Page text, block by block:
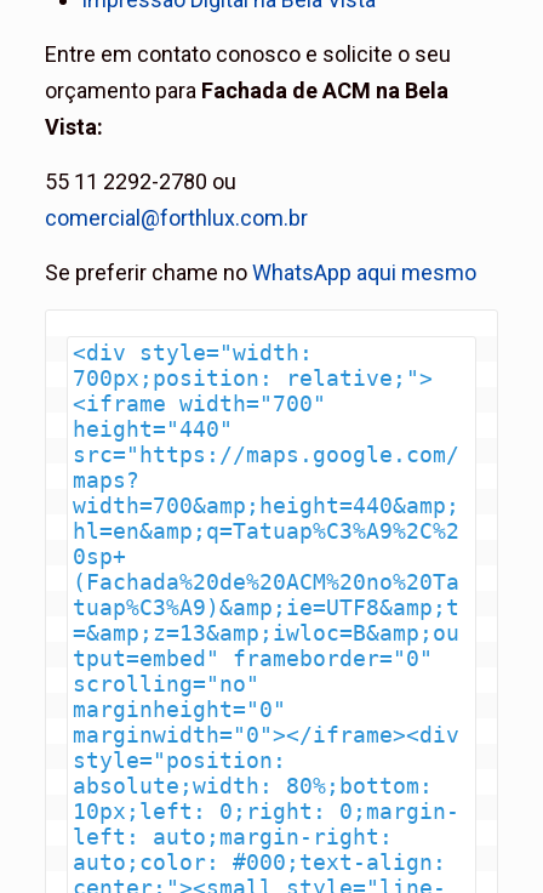
Entre em contato conosco e solicite o seu
orçamento para Fachada de ACM na Bela
Vista:
55 11 2292-2780 ou
comercial@forthlux.com.br
Se preferir chame noWhatsApp aqui mesmo
<div style="width:
700px;position: relative;">
<iframe width="700"
height="440"
src="https://maps.google.com/
maps?
width=700&amp;height=440&amp;
hl=en&amp;q=Tatuap%C3%A9%2C%2
0sp+
(Fachada%20de%20ACM%20no%20Ta
tuap%C3%A9)&amp;ie=UTF8&amp;t
=&amp;z=13&amp;iwloc=B&amp;ou
tput=embed" frameborder="0"
scrolling="no"
marginheight="0"
marginwidth="0"></iframe><div
style="position:
absolute;width: 80%;bottom:
10px;left: 0;right: 0;margin-
left: auto;margin-right:
auto;color: #000;text-align:
center;"><small style="line-